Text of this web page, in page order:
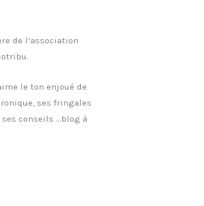
de l’association
le ton enjoué de
ses fringales
ses conseils …blog à